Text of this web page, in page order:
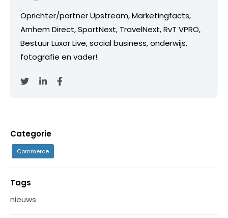
Oprichter/partner Upstream, Marketingfacts,
Arnhem Direct, SportNext, TravelNext, RvT VPRO,
Bestuur Luxor Live, social business, onderwijs,
fotografie en vader!
Categorie
Commerce
Tags
nieuws